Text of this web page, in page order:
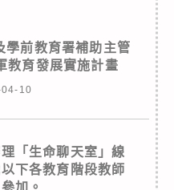
學前教育署補助主管
教育發展實施計畫
10
「生命聊天室」線
下各教育階段教師
加。